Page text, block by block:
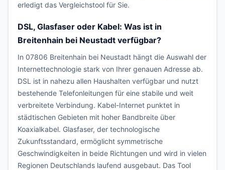
erledigt das Vergleichstool für Sie.
DSL, Glasfaser oder Kabel: Was ist in
Breitenhain bei Neustadt verfügbar?
In 07806 Breitenhain bei Neustadt hängt die Auswahl der
Internettechnologie stark von Ihrer genauen Adresse ab.
DSL ist in nahezu allen Haushalten verfügbar und nutzt
bestehende Telefonleitungen für eine stabile und weit
verbreitete Verbindung. Kabel-Internet punktet in
städtischen Gebieten mit hoher Bandbreite über
Koaxialkabel. Glasfaser, der technologische
Zukunftsstandard, ermöglicht symmetrische
Geschwindigkeiten in beide Richtungen und wird in vielen
Regionen Deutschlands laufend ausgebaut. Das Tool